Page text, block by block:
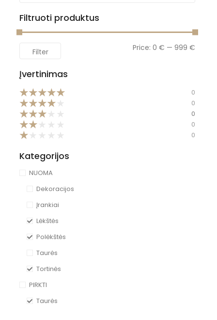
Filtruoti produktus
Filter Price: 0 € — 999 €
Įvertinimas
★★★★★ 0
★★★★ 0
★★★ 0
★★ 0
★ 0
Kategorijos
NUOMA
Dekoracijos
Įrankiai
Lėkštės
Polėkštės
Taurės
Tortinės
PIRKTI
Taurės